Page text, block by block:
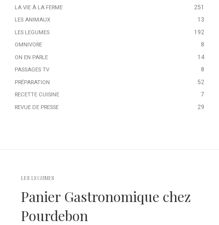
LA VIE À LA FERME 251
LES ANIMAUX 13
LES LEGUMES 192
OMNIVORE 8
ON EN PARLE 14
PASSAGES TV 8
PRÉPARATION 52
RECETTE CUISINE 7
REVUE DE PRESSE 29
des
articles
LES LEGUMES
Panier Gastronomique chez
Pourdebon